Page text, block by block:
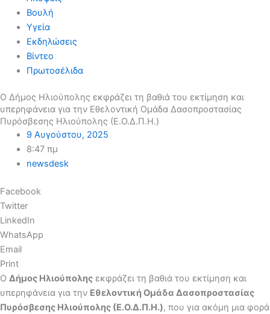
Βουλή
Υγεία
Εκδηλώσεις
Βίντεο
Πρωτοσέλιδα
Ο Δήμος Ηλιούπολης εκφράζει τη βαθιά του εκτίμηση και
υπερηφάνεια για την Εθελοντική Ομάδα Δασοπροστασίας
Πυρόσβεσης Ηλιούπολης (Ε.Ο.Δ.Π.Η.)
9 Αυγούστου, 2025
8:47 πμ
newsdesk
Facebook
Twitter
LinkedIn
WhatsApp
Email
Print
Ο Δήμος Ηλιούπολης εκφράζει τη βαθιά του εκτίμηση και
υπερηφάνεια για την Εθελοντική Ομάδα Δασοπροστασίας
Πυρόσβεσης Ηλιούπολης (Ε.Ο.Δ.Π.Η.), που για ακόμη μια φορά